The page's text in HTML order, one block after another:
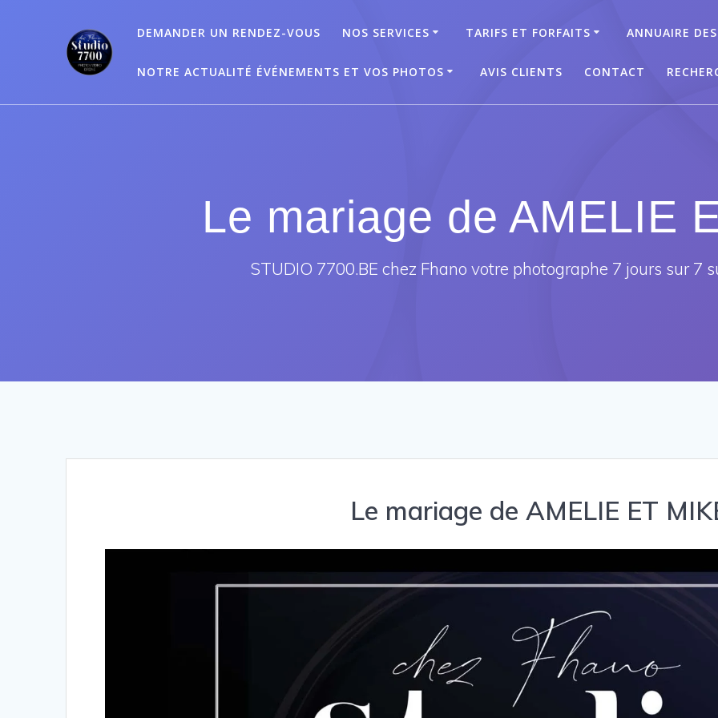
DEMANDER UN RENDEZ-VOUS NOS SERVICES TARIFS ET FORFAITS ANNUAIRE
NOTRE ACTUALITÉ ÉVÉNEMENTS ET VOS PHOTOS AVIS CLIENTS CONTACT
Le mariage de AMELIE
STUDIO 7700.BE chez Fhano votre photographe 7 jours sur 7
Le mariage de AMELIE ET